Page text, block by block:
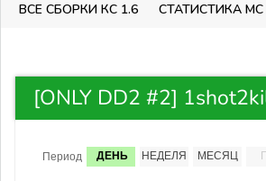
ВСЕ СБОРКИ КС 1.6 СТАТИСТИКА МС
[ONLY DD2 #2]
Период ДЕНЬ НЕДЕЛЯ МЕСЯЦ